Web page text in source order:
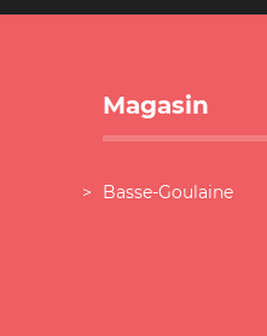
Magasin
Basse-Goulaine